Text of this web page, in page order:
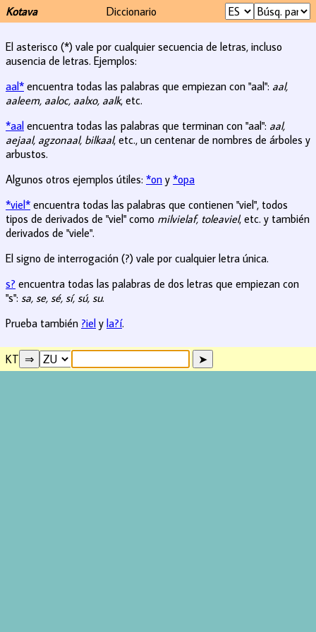
Kotava Diccionario
El asterisco (*) vale por cualquier secuencia de letras, incluso
ausencia de letras. Ejemplos:
aal* encuentra todas las palabras que empiezan con "aal": aal,
aaleem, aaloc, aalxo, aalk, etc.
*aal encuentra todas las palabras que terminan con "aal": aal,
aejaal, agzonaal, bilkaal, etc., un centenar de nombres de árboles y
arbustos.
Algunos otros ejemplos útiles: *on y *opa
*viel* encuentra todas las palabras que contienen "viel", todos
tipos de derivados de "viel" como milvielaf, toleaviel, etc. y también
derivados de "viele".
El signo de interrogación (?) vale por cualquier letra única.
s? encuentra todas las palabras de dos letras que empiezan con
"s": sa, se, sé, sí, sú, su.
Prueba también ?iel y la?í.
KT